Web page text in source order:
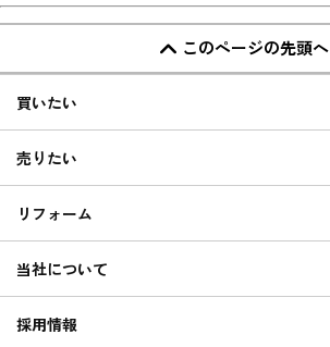
このページの先頭へ
買いたい
売りたい
リフォーム
当社について
採用情報